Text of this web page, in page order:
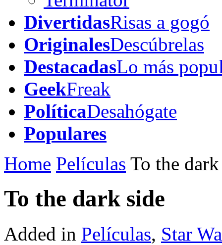
DivertidasRisas a gogó
OriginalesDescúbrelas
DestacadasLo más
GeekFreak
PolíticaDesahógate
Populares
Home Películas To the
To the dark side
Added in Películas, Star